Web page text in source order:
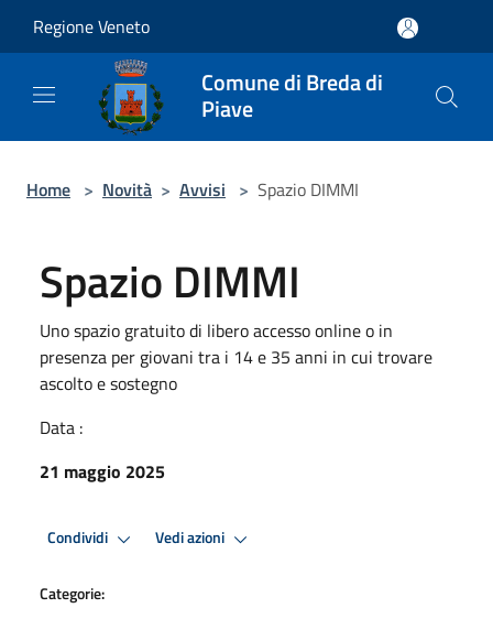
Regione Veneto
Comune di Breda di
Piave
Home > Novità > Avvisi > Spazio DIMMI
Spazio DIMMI
Uno spazio gratuito di libero accesso online o in
presenza per giovani tra i 14 e 35 anni in cui trovare
ascolto e sostegno
Data :
21 maggio 2025
Condividi Vedi azioni
Categorie: